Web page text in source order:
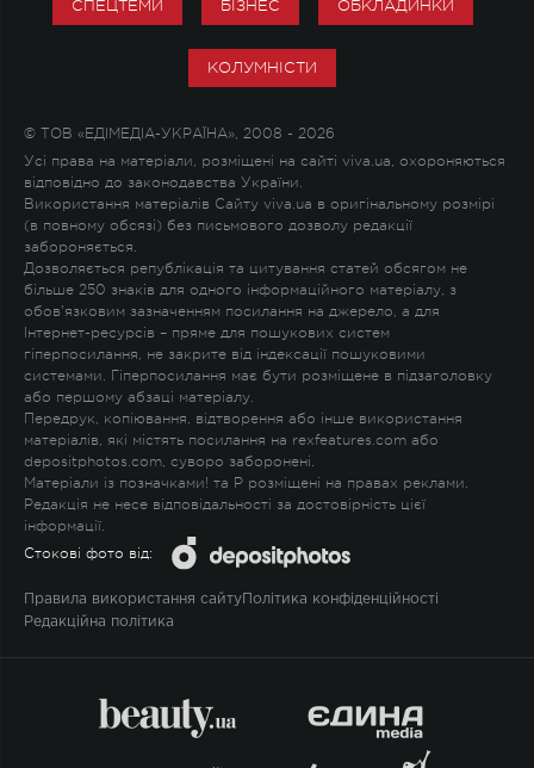
СПЕЦТЕМИ БІЗНЕС ОБКЛАДИНКИ
КОЛУМНІСТИ
© ТОВ «ЕДІМЕДІА-УКРАЇНА», 2008 - 2026
Усі права на матеріали, розміщені на сайті viva.ua, охороняються
відповідно до законодавства України.
Використання матеріалів Сайту viva.ua в оригінальному розмірі
(в повному обсязі) без письмового дозволу редакції
забороняється.
Дозволяється републікація та цитування статей обсягом не
більше 250 знаків для одного інформаційного матеріалу, з
обов'язковим зазначенням посилання на джерело, а для
Інтернет-ресурсів – пряме для пошукових систем
гіперпосилання, не закрите від індексації пошуковими
системами. Гіперпосилання має бути розміщене в підзаголовку
або першому абзаці матеріалу.
Передрук, копіювання, відтворення або інше використання
матеріалів, які містять посилання на rexfeatures.com або
depositphotos.com, суворо заборонені.
Матеріали із позначками! та P розміщені на правах реклами.
Редакція не несе відповідальності за достовірність цієї
інформації.
Стокові фото від:
Правила використання сайту Політика конфіденційності
Редакційна політика